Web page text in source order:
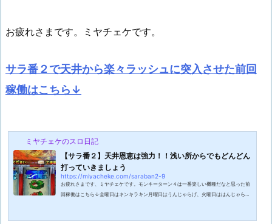
お疲れさまです。ミヤチェケです。
サラ番２で天井から楽々ラッシュに突入させた前回
稼働はこちら↓
ミヤチェケのスロ日記
【サラ番２】天井恩恵は強力！！浅い所からでもどんどん
打っていきましょう
https://miyacheke.com/saraban2-9
お疲れさまです、ミヤチェケです。モンキーターン４は一番楽しい機種だなと思った前
回稼働はこちら↓金曜日はキンキラキン月曜日はうんじゃらげ、火曜日ははんじゃら